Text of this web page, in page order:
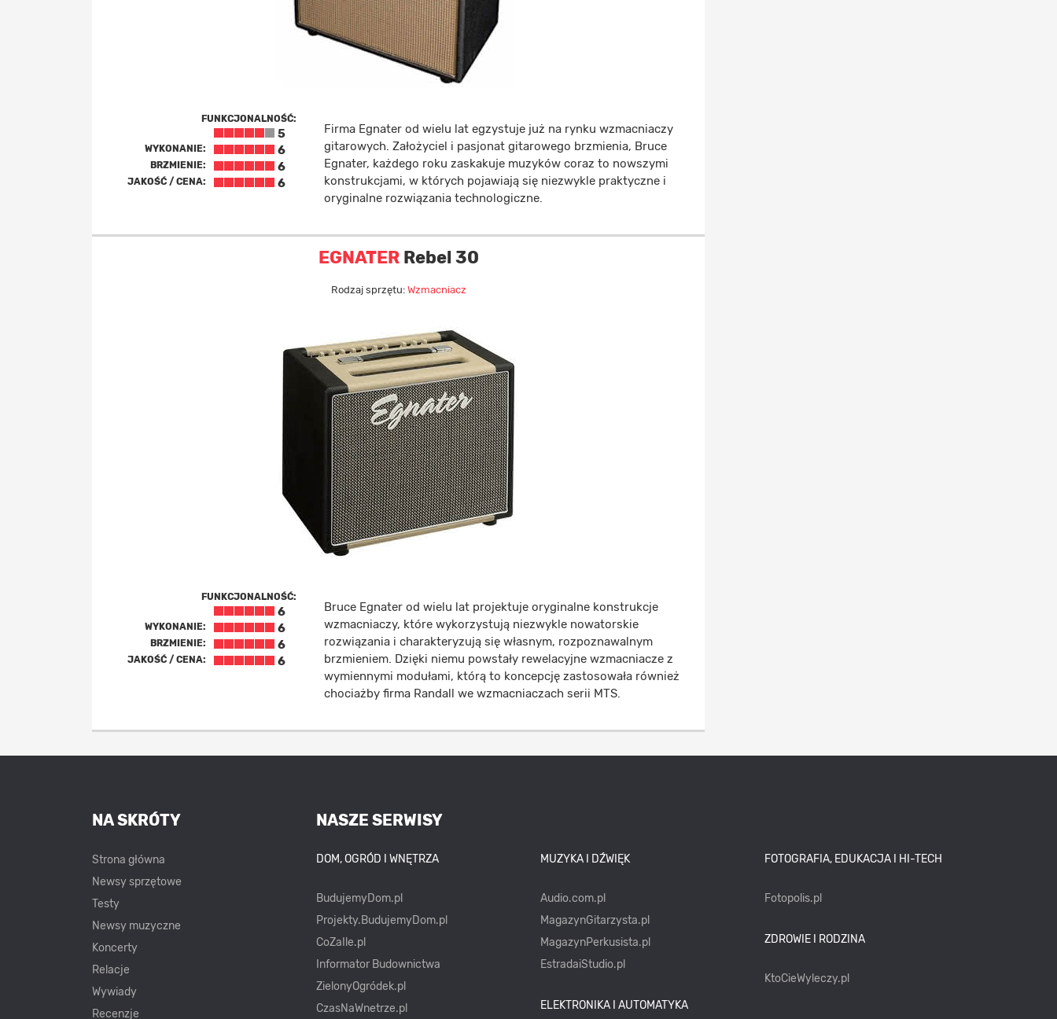
FUNKCJONALNOŚĆ:
5
WYKONANIE: 6
BRZMIENIE: 6
JAKOŚĆ / CENA: 6
Firma Egnater od wielu lat egzystuje już na rynku wzmacniaczy
gitarowych. Założyciel i pasjonat gitarowego brzmienia, Bruce
Egnater, każdego roku zaskakuje muzyków coraz to nowszymi
konstrukcjami, w których pojawiają się niezwykle praktyczne i
oryginalne rozwiązania technologiczne.
EGNATERRebel 30
Rodzaj sprzętu: Wzmacniacz
FUNKCJONALNOŚĆ:
6
WYKONANIE: 6
BRZMIENIE: 6
JAKOŚĆ / CENA: 6
Bruce Egnater od wielu lat projektuje oryginalne konstrukcje
wzmacniaczy, które wykorzystują niezwykle nowatorskie
rozwiązania i charakteryzują się własnym, rozpoznawalnym
brzmieniem. Dzięki niemu powstały rewelacyjne wzmacniacze z
wymiennymi modułami, którą to koncepcję zastosowała również
chociażby firma Randall we wzmacniaczach serii MTS.
NASZE SERWISY
DOM, OGRÓD I WNĘTRZA
BudujemyDom.pl
Projekty.BudujemyDom.pl
CoZaIle.pl
Informator Budownictwa
ZielonyOgródek.pl
CzasNaWnetrze.pl
MUZYKA I DŹWIĘK
Audio.com.pl
MagazynGitarzysta.pl
MagazynPerkusista.pl
EstradaiStudio.pl
ELEKTRONIKA I AUTOMATYKA
FOTOGRAFIA, EDUKACJA I HI-TECH
Fotopolis.pl
ZDROWIE I RODZINA
KtoCieWyleczy.pl
NA SKRÓTY
Strona główna
Newsy sprzętowe
Testy
Newsy muzyczne
Koncerty
Relacje
Wywiady
Recenzje